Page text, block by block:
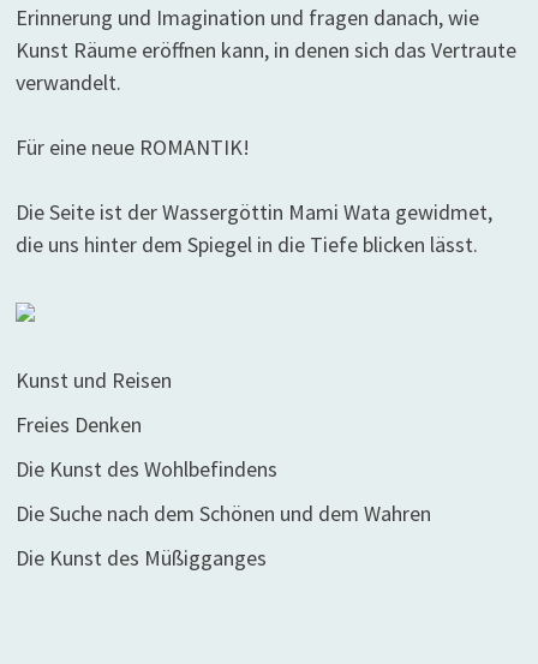
Erinnerung und Imagination und fragen danach, wie
Kunst Räume eröffnen kann, in denen sich das Vertraute
verwandelt.
Für eine neue ROMANTIK!
Die Seite ist der Wassergöttin Mami Wata gewidmet,
die uns hinter dem Spiegel in die Tiefe blicken lässt.
Kunst und Reisen
Freies Denken
Die Kunst des Wohlbefindens
Die Suche nach dem Schönen und dem Wahren
Die Kunst des Müßigganges